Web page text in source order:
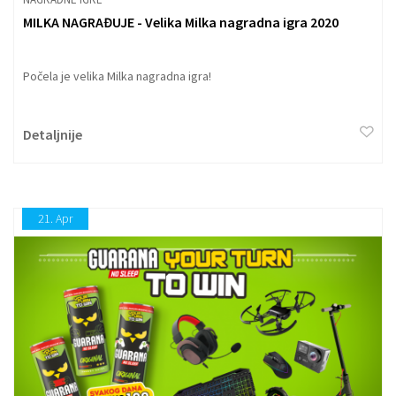
MILKA NAGRAĐUJE - Velika Milka nagradna igra 2020
Počela je velika Milka nagradna igra!
Detaljnije
21. Apr